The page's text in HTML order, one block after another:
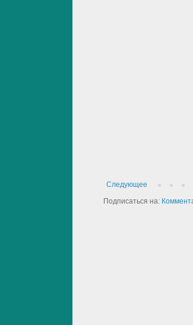
Следующее
Подписаться на: